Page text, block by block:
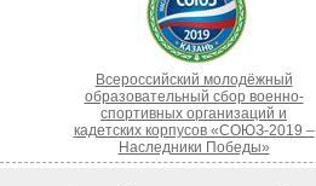
Всероссийский молодёжный
образовательный сбор военно-
спортивных организаций и
кадетских корпусов «СОЮЗ-2019 –
Наследники Победы»